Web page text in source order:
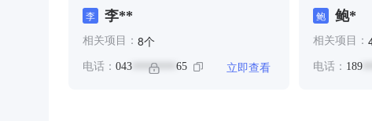
李 李**
相关项目： 8个
电话： 043 ******** 65 立即查看
鲍 鲍*
相关项目：
电话： 189